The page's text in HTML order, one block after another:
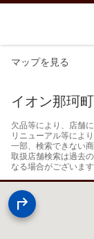
マップを見る
イオン那珂
欠品等により、店舗
リニューアル等によ
一部、検索できない
取扱店舗検索は過去
なる場合がございます